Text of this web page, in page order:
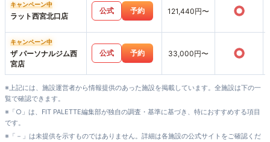
キャンペーン中
ラット西宮北口店
公式 予約 121,440円〜 ○
キャンペーン中
ザ パーソナルジム西
宮店
公式 予約 33,000円〜 ○
※上記には、施設運営者から情報提供のあった施設を掲載しています。全施設は下の一
覧で確認できます。
※「○」は、FIT PALETTE編集部が独自の調査・基準に基づき、特におすすめする項目
です。
※「－」は未提供を示すものではありません。詳細は各施設の公式サイトをご確認くだ